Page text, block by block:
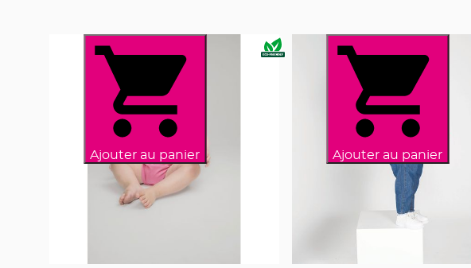
Ajouter au panier Ajouter au panier